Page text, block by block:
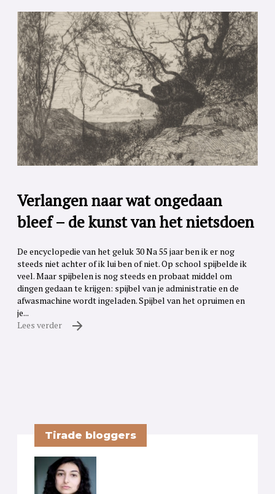
Verlangen naar wat ongedaan
bleef – de kunst van het nietsdoen
De encyclopedie van het geluk 30 Na 55 jaar ben ik er nog
steeds niet achter of ik lui ben of niet. Op school spijbelde ik
veel. Maar spijbelen is nog steeds en probaat middel om
dingen gedaan te krijgen: spijbel van je administratie en de
afwasmachine wordt ingeladen. Spijbel van het opruimen en
je...
Lees verder
Tirade bloggers